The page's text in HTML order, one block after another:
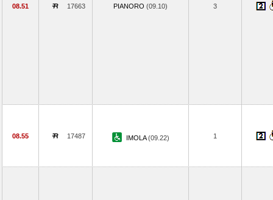
08.51 17663 PIANORO (09.10) 3
08.55 17487 IMOLA(09.22) 1